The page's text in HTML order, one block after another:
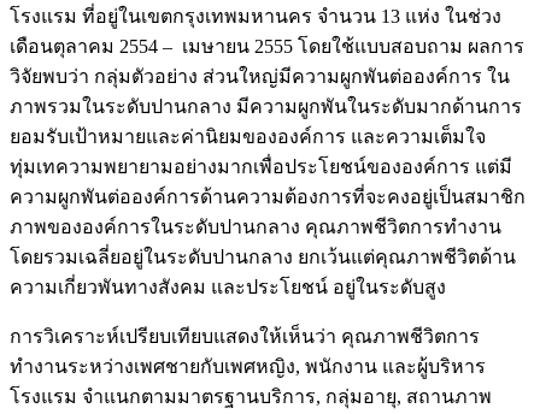
โรงแรม ที่อยู่ในเขตกรุงเทพมหานคร จำนวน 13 แห่ง ในช่วง
เดือนตุลาคม 2554 – เมษายน 2555 โดยใช้แบบสอบถาม ผลการ
วิจัยพบว่า กลุ่มตัวอย่าง ส่วนใหญ่มีความผูกพันต่อองค์การ ใน
ภาพรวมในระดับปานกลาง มีความผูกพันในระดับมากด้านการ
ยอมรับเป้าหมายและค่านิยมขององค์การ และความเต็มใจ
ทุ่มเทความพยายามอย่างมากเพื่อประโยชน์ขององค์การ แต่มี
ความผูกพันต่อองค์การด้านความต้องการที่จะคงอยู่เป็นสมาชิก
ภาพขององค์การในระดับปานกลาง คุณภาพชีวิตการทำงาน
โดยรวมเฉลี่ยอยู่ในระดับปานกลาง ยกเว้นแต่คุณภาพชีวิตด้าน
ความเกี่ยวพันทางสังคม และประโยชน์ อยู่ในระดับสูง
การวิเคราะห์เปรียบเทียบแสดงให้เห็นว่า คุณภาพชีวิตการ
ทำงานระหว่างเพศชายกับเพศหญิง, พนักงาน และผู้บริหาร
โรงแรม จำแนกตามมาตรฐานบริการ, กลุ่มอายุ, สถานภาพ